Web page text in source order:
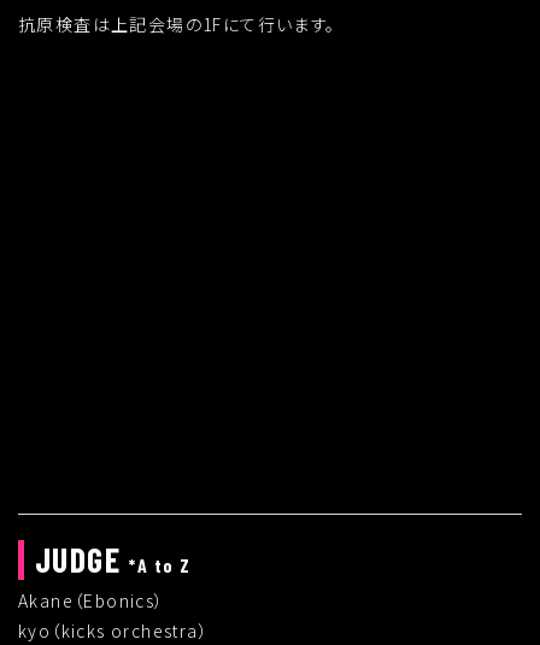
抗原検査は上記会場の1Fにて行います。
JUDGE*A to Z
Akane（Ebonics）
kyo（kicks orchestra）